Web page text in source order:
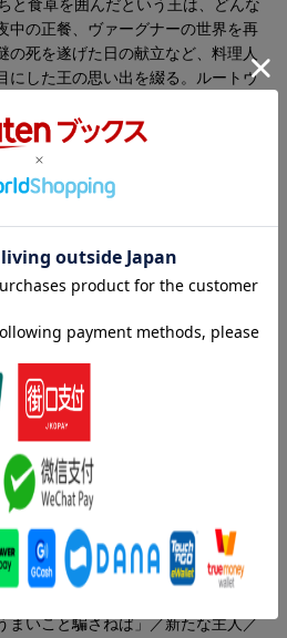
と食卓を囲んだという王は、どんな
中の正餐、ヴァーグナーの世界を再
の死を遂げた日の献立など、料理人
にした王の思い出を綴る。ルートヴ
ルートヴィヒ2世の建てた各城の食卓
王の愛したワインなどについてのコ
写真とメニュー内容も掲載する。
織と王室御用達＞、王、宮廷厨房、
た食材＞、オルゴール、山への小旅
のトルコ風宮殿の食卓＞、リンダー
逃避地」リンダーホーフ城の食卓
ートヴィヒ二世の愛したワイン＞、
ノイシュヴァンシュタイン城、＜コ
ヴァンガウ城の食卓＞、＜コラム7
ュヴァンシュタイン城＞、ヘレン
8 「栄誉の神殿」ヘレンキームゼー
インにて、＜コラム9 ヘヒテンクラ
国家委員会、深刻な事態、ご病気の
6月13日、＜コラム10 最後の晩餐
まいこと騙さねば」、新たな主人、
ロイセンの宮廷厨房＞、別れ、
データベースより）
を食べていたのか。ノイシュヴァン
城を築いた王の食生活とは。真夜中
を再現した人工洞窟での食事、謎の
理人ヒアナイスが宮廷厨房から目に
出を綴る。
ベースより）
ルゴール／山への小旅行／リンダー
ンシュヴァンガウ城とノイシュヴァ
ムゼー城にて／フェルンシュタイン
まいこと騙さねば」／新たな主人／